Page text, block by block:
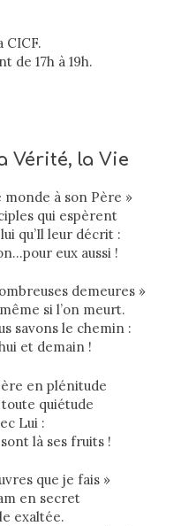
CICF.
de 17h à 19h.
Vérité, la Vie
monde à son Père »
qui espèrent
qu’Il leur décrit :
eux aussi !
demeures »
si l’on meurt.
savons le chemin :
et demain !
en plénitude
quiétude
Lui :
là ses fruits !
que je fais »
en secret
exaltée.